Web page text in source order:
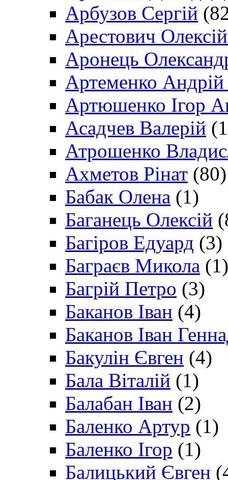
Арбузов Сергій
Арестович
Аронець
Артеменко Андрій
Артюшенко Ігор
Асадчев Валерій
Атрошенко
Ахметов Рінат (80)
Бабак Олена (1)
Баганець Олексій
Багіров Едуард (3)
Баграєв Микола (1)
Багрій Петро (3)
Баканов Іван (4)
Баканов Іван
Бакулін Євген (4)
Бала Віталій (1)
Балабан Іван (2)
Баленко Артур (1)
Баленко Ігор (1)
Балицький Євген